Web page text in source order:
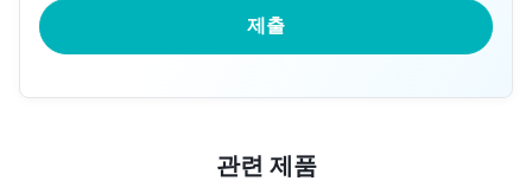
제출
관련 제품